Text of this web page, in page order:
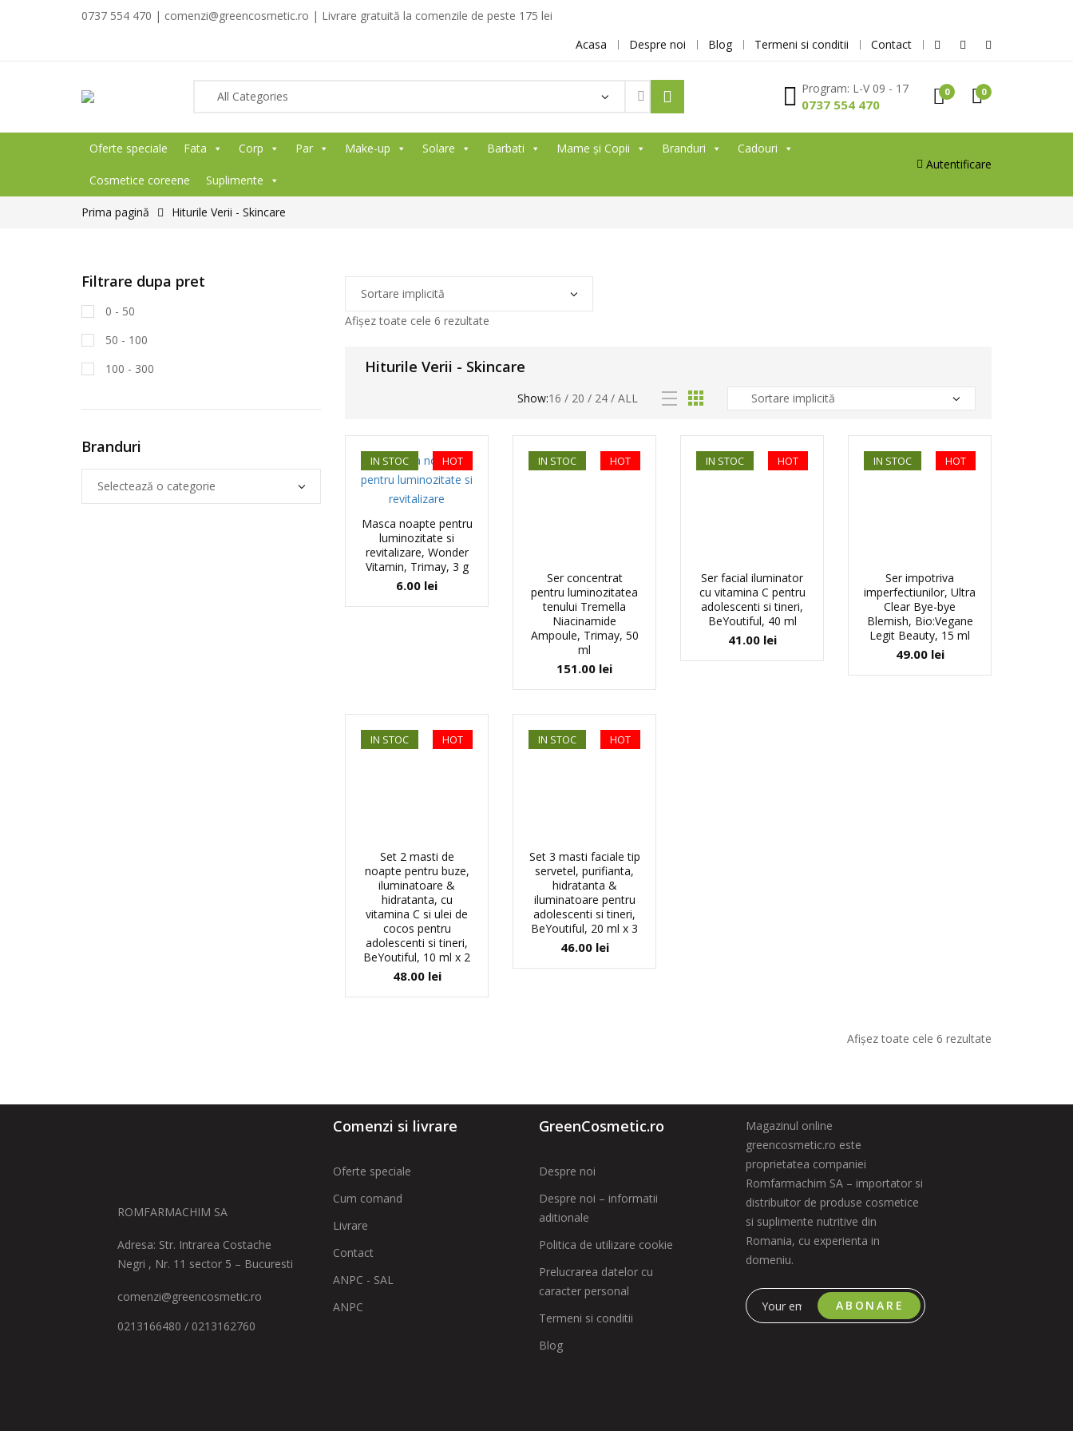
0737 554 470 | comenzi@greencosmetic.ro | Livrare gratuită la comenzile de peste 175 lei
Acasa
Despre noi Blog Termeni si conditii Contact
Program: L-V 09 - 17
0737 554 470
0 0
Oferte speciale Fata Corp Par Make-up Solare Barbati Mame și Copii Branduri Cadouri
Cosmetice coreene Suplimente
Autentificare
Prima pagină Hiturile Verii - Skincare
Afișez toate cele 6 rezultate
Hiturile Verii - Skincare
Show:16 / 20 / 24 / ALL
HOT
IN STOC
Masca noapte pentru
luminozitate si
revitalizare, Wonder
Vitamin, Trimay, 3 g
6.00 lei
HOT
IN STOC
Ser concentrat
pentru luminozitatea
tenului Tremella
Niacinamide
Ampoule, Trimay, 50
ml
151.00 lei
HOT
IN STOC
Ser facial iluminator
cu vitamina C pentru
adolescenti si tineri,
BeYoutiful, 40 ml
41.00 lei
HOT
IN STOC
Ser impotriva
imperfectiunilor, Ultra
Clear Bye-bye
Blemish, Bio:Vegane
Legit Beauty, 15 ml
49.00 lei
HOT
IN STOC
Set 2 masti de
noapte pentru buze,
iluminatoare &
hidratanta, cu
vitamina C si ulei de
cocos pentru
adolescenti si tineri,
BeYoutiful, 10 ml x 2
48.00 lei
HOT
IN STOC
Set 3 masti faciale tip
servetel, purifianta,
hidratanta &
iluminatoare pentru
adolescenti si tineri,
BeYoutiful, 20 ml x 3
46.00 lei
Afișez toate cele 6 rezultate
Filtrare dupa pret
0 - 50
50 - 100
100 - 300
Branduri
ROMFARMACHIM SA
Adresa: Str. Intrarea Costache
Negri , Nr. 11 sector 5 – Bucuresti
comenzi@greencosmetic.ro
0213166480 / 0213162760
Comenzi si livrare
Oferte speciale
Cum comand
Livrare
Contact
ANPC - SAL
ANPC
GreenCosmetic.ro
Despre noi
Despre noi – informatii
aditionale
Politica de utilizare cookie
Prelucrarea datelor cu
caracter personal
Termeni si conditii
Blog
Magazinul online
greencosmetic.ro este
proprietatea companiei
Romfarmachim SA – importator si
distribuitor de produse cosmetice
si suplimente nutritive din
Romania, cu experienta in
domeniu.
ABONARE